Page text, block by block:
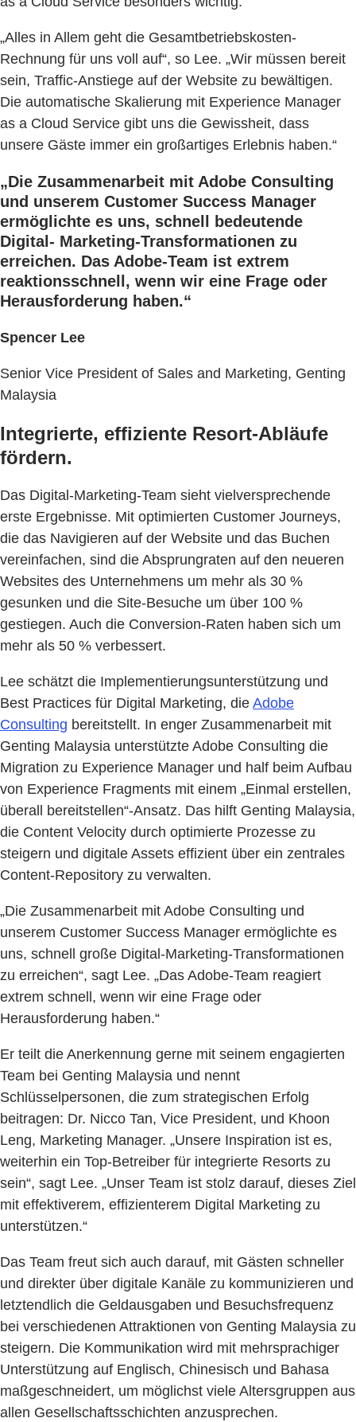
„Alles in Allem geht die Gesamtbetriebskosten-
Rechnung für uns voll auf“, so Lee. „Wir müssen bereit
sein, Traffic-Anstiege auf der Website zu bewältigen.
Die automatische Skalierung mit Experience Manager
as a Cloud Service gibt uns die Gewissheit, dass
unsere Gäste immer ein großartiges Erlebnis haben.“
„Die Zusammenarbeit mit Adobe Consulting
und unserem Customer Success Manager
ermöglichte es uns, schnell bedeutende
Digital- Marketing-Transformationen zu
erreichen. Das Adobe-Team ist extrem
reaktionsschnell, wenn wir eine Frage oder
Herausforderung haben.“
Spencer Lee
Senior Vice President of Sales and Marketing, Genting
Malaysia
Integrierte, effiziente Resort-Abläufe
fördern.
Das Digital-Marketing-Team sieht vielversprechende
erste Ergebnisse. Mit optimierten Customer Journeys,
die das Navigieren auf der Website und das Buchen
vereinfachen, sind die Absprungraten auf den neueren
Websites des Unternehmens um mehr als 30 %
gesunken und die Site-Besuche um über 100 %
gestiegen. Auch die Conversion-Raten haben sich um
mehr als 50 % verbessert.
Lee schätzt die Implementierungsunterstützung und
Best Practices für Digital Marketing, die Adobe
Consulting bereitstellt. In enger Zusammenarbeit mit
Genting Malaysia unterstützte Adobe Consulting die
Migration zu Experience Manager und half beim Aufbau
von Experience Fragments mit einem „Einmal erstellen,
überall bereitstellen“-Ansatz. Das hilft Genting Malaysia,
die Content Velocity durch optimierte Prozesse zu
steigern und digitale Assets effizient über ein zentrales
Content-Repository zu verwalten.
„Die Zusammenarbeit mit Adobe Consulting und
unserem Customer Success Manager ermöglichte es
uns, schnell große Digital-Marketing-Transformationen
zu erreichen“, sagt Lee. „Das Adobe-Team reagiert
extrem schnell, wenn wir eine Frage oder
Herausforderung haben.“
Er teilt die Anerkennung gerne mit seinem engagierten
Team bei Genting Malaysia und nennt
Schlüsselpersonen, die zum strategischen Erfolg
beitragen: Dr. Nicco Tan, Vice President, und Khoon
Leng, Marketing Manager. „Unsere Inspiration ist es,
weiterhin ein Top-Betreiber für integrierte Resorts zu
sein“, sagt Lee. „Unser Team ist stolz darauf, dieses Ziel
mit effektiverem, effizienterem Digital Marketing zu
unterstützen.“
Das Team freut sich auch darauf, mit Gästen schneller
und direkter über digitale Kanäle zu kommunizieren und
letztendlich die Geldausgaben und Besuchsfrequenz
bei verschiedenen Attraktionen von Genting Malaysia zu
steigern. Die Kommunikation wird mit mehrsprachiger
Unterstützung auf Englisch, Chinesisch und Bahasa
maßgeschneidert, um möglichst viele Altersgruppen aus
allen Gesellschaftsschichten anzusprechen.